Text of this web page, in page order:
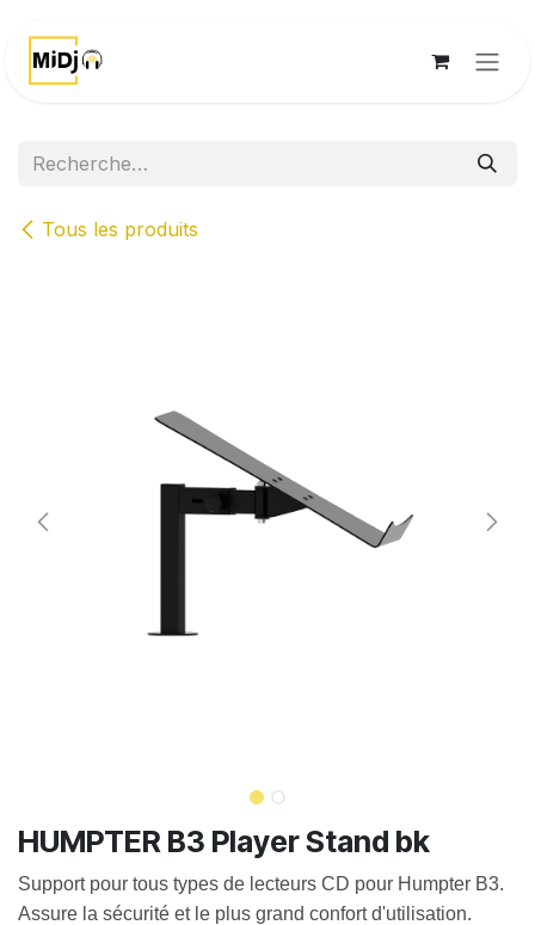
Tous les produits
HUMPTER B3 Player Stand bk
Support pour tous types de lecteurs CD pour Humpter B3.
Assure la sécurité et le plus grand confort d'utilisation.